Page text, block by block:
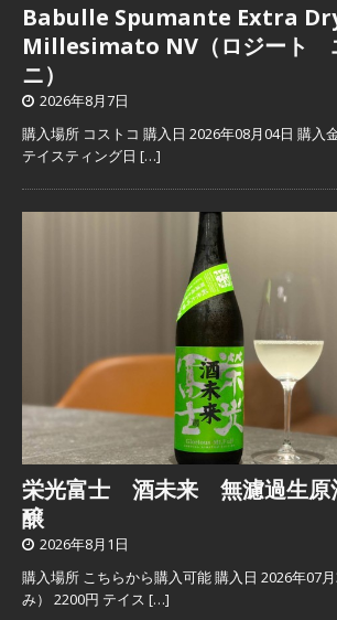
Babulle Spumante Extra
Millesimato NV（ロジート
ニ）
2026年8月7日
購入場所 コストコ 購入日 2026年08月04日 購入
テイスティング日 […]
栄光富士 酒未来 無濾過生
醸
2026年8月1日
購入場所 こちらから購入可能 購入日 2026年07
み） 2200円 テイス […]